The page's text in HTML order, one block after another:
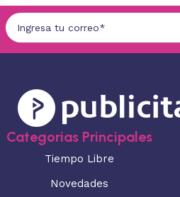
Categorias Principales
Tiempo Libre
Novedades